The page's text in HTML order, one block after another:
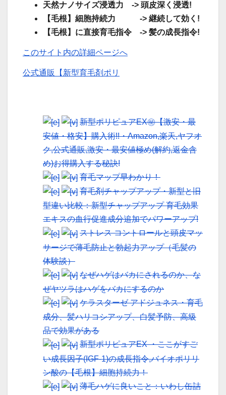
天然ナノサイズ浸透力 -> 頭皮深く浸透!
【毛根】細胞持続力 -> 継続して効く!
【毛根】に直接育毛指令 -> 髪の成長指令!
このサイト内の詳細ページへ
公式通販【新型育毛剤ポリ
新型ポリピュアEX㊙【激安・最
安値・格安】購入術!!・Amazon,楽天,ヤフオ
ク,公式通販,激安・最安値極め(解約,返金含
め)お得購入する秘訣!
育毛マップ早わかり！
育毛剤チャップアップ・新型と旧
型違い比較：新型チャップアップ 育毛効果
エキスの血行促進成分追加でパワーアップ!
ストレス コントロールと頭皮マッ
サージで薄毛防止と勃起力アップ（毛髪の
体験談）
なぜハゲはバカにされるのか、な
ぜヤツラはハゲをバカにするのか
ケラスターゼ アドジュネス・育毛
成分、髪ハリコシアップ、白髪予防、高級
品で効果がある
新型ポリピュアEX ・ここがすご
い成長因子(IGF-1)の成長指令,バイオポリリ
ン酸の【毛根】細胞持続力！
薄毛ハゲに良いこと：いわし缶詰